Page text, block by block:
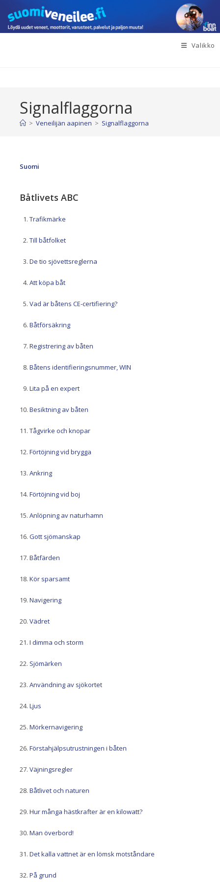
suoraan
sisältöön
Valikko
Signalflaggorna
> Veneilijän aapinen > Signalflaggorna
Suomi
Båtlivets ABC
Trafikmärke
Till båtfolket
De tio sjövettsreglerna
Att köpa båt
Vad är båtens CE-certifiering?
Båtförsäkring
Registrering av båten
Båtens identifieringsnummer, WIN
Lita på en expert
Besiktning av båten
Tågvirke och knopar
Förtöjning vid brygga
Ankring
Förtöjning vid boj
Anlöpning av naturhamn
Gott sjömanskap
Båtfärden
Kör sparsamt
Navigering
Vädret
I dimma och storm
Sjömärken
Användning av sjökortet
Ljus
Mörkernavigering
Förstahjälpsutrustningen i båten
Väjningsregler
Båtlivet och naturen
Hur många hästkrafter är en kilowatt?
Man överbord!
Det kalla vattnet är en lömsk motståndare
På grund